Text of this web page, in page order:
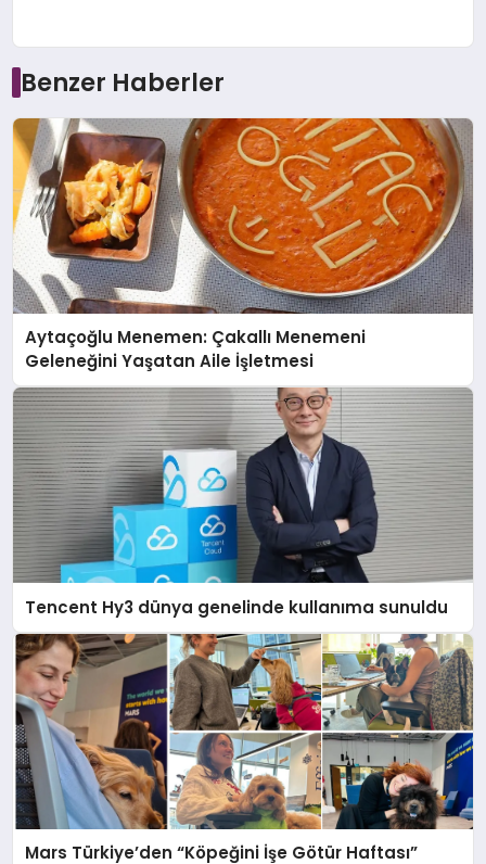
Benzer Haberler
Aytaçoğlu Menemen: Çakallı Menemeni
Geleneğini Yaşatan Aile İşletmesi
Tencent Hy3 dünya genelinde kullanıma sunuldu
Mars Türkiye’den “Köpeğini İşe Götür Haftası”